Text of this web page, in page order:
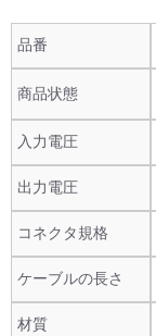
品番
商品状態
入力電圧
出力電圧
コネクタ規格
ケーブルの長さ
材質